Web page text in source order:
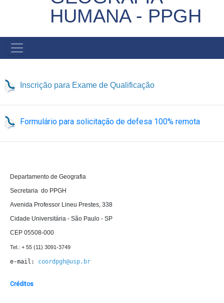
HUMANA - PPGH
MENU
PRINCIPAL
Inscrição para Exame de Qualificação
Formulário para solicitação de defesa 100% remota
Departamento de Geografia
Secretaria  do PPGH
Avenida Professor Lineu Prestes, 338
Cidade Universitária - São Paulo - SP
CEP 05508-000
e-mail: coordpgh@usp.br
Créditos